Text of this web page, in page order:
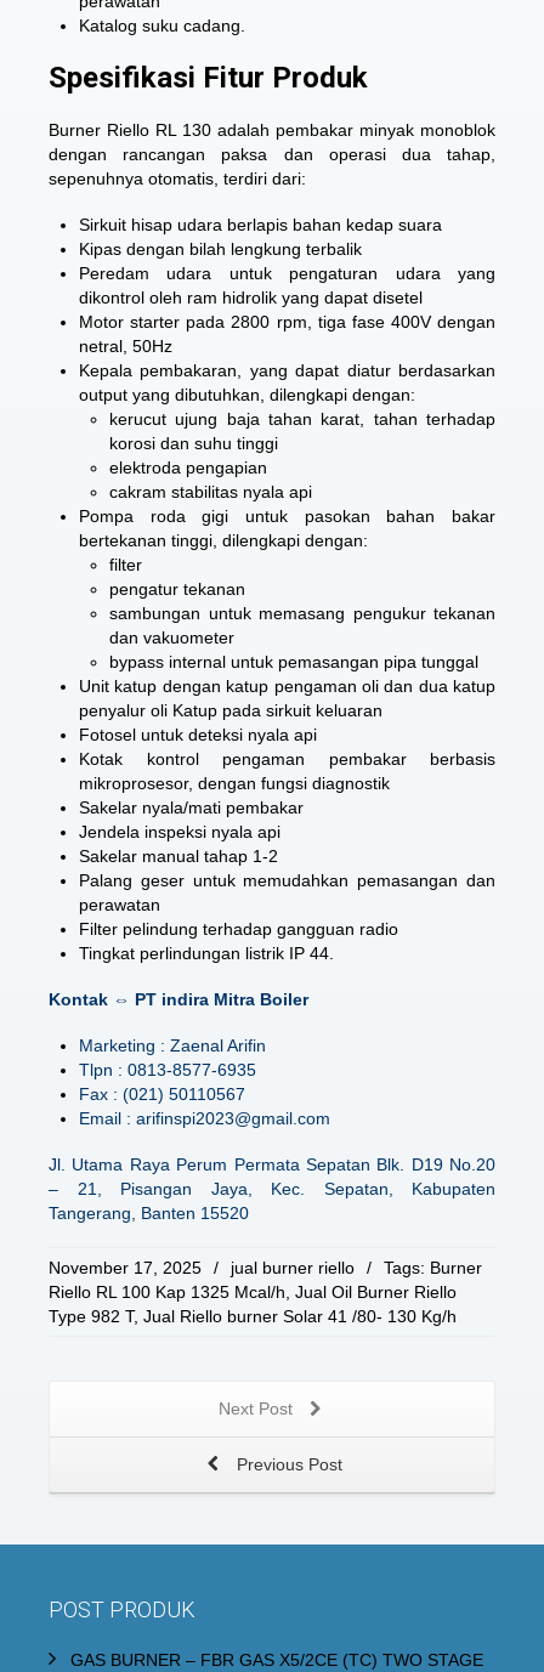
Katalog suku cadang.
Spesifikasi Fitur Produk
Burner Riello RL 130 adalah pembakar minyak monoblok
dengan rancangan paksa dan operasi dua tahap,
sepenuhnya otomatis, terdiri dari:
Sirkuit hisap udara berlapis bahan kedap suara
Kipas dengan bilah lengkung terbalik
Peredam udara untuk pengaturan udara yang
dikontrol oleh ram hidrolik yang dapat disetel
Motor starter pada 2800 rpm, tiga fase 400V dengan
netral, 50Hz
Kepala pembakaran, yang dapat diatur berdasarkan
output yang dibutuhkan, dilengkapi dengan:
kerucut ujung baja tahan karat, tahan terhadap
korosi dan suhu tinggi
elektroda pengapian
cakram stabilitas nyala api
Pompa roda gigi untuk pasokan bahan bakar
bertekanan tinggi, dilengkapi dengan:
filter
pengatur tekanan
sambungan untuk memasang pengukur tekanan
dan vakuometer
bypass internal untuk pemasangan pipa tunggal
Unit katup dengan katup pengaman oli dan dua katup
penyalur oli Katup pada sirkuit keluaran
Fotosel untuk deteksi nyala api
Kotak kontrol pengaman pembakar berbasis
mikroprosesor, dengan fungsi diagnostik
Sakelar nyala/mati pembakar
Jendela inspeksi nyala api
Sakelar manual tahap 1-2
Palang geser untuk memudahkan pemasangan dan
perawatan
Filter pelindung terhadap gangguan radio
Tingkat perlindungan listrik IP 44.
Kontak ⇔ PT indira Mitra Boiler
Marketing : Zaenal Arifin
Tlpn : 0813-8577-6935
Fax : (021) 50110567
Email : arifinspi2023@gmail.com
Jl. Utama Raya Perum Permata Sepatan Blk. D19 No.20
– 21, Pisangan Jaya, Kec. Sepatan, Kabupaten
Tangerang, Banten 15520
November 17, 2025 / jual burner riello / Tags: Burner
Riello RL 100 Kap 1325 Mcal/h, Jual Oil Burner Riello
Type 982 T, Jual Riello burner Solar 41 /80- 130 Kg/h
Next Post
Previous Post
POST PRODUK
GAS BURNER – FBR GAS X5/2CE (TC) TWO STAGE